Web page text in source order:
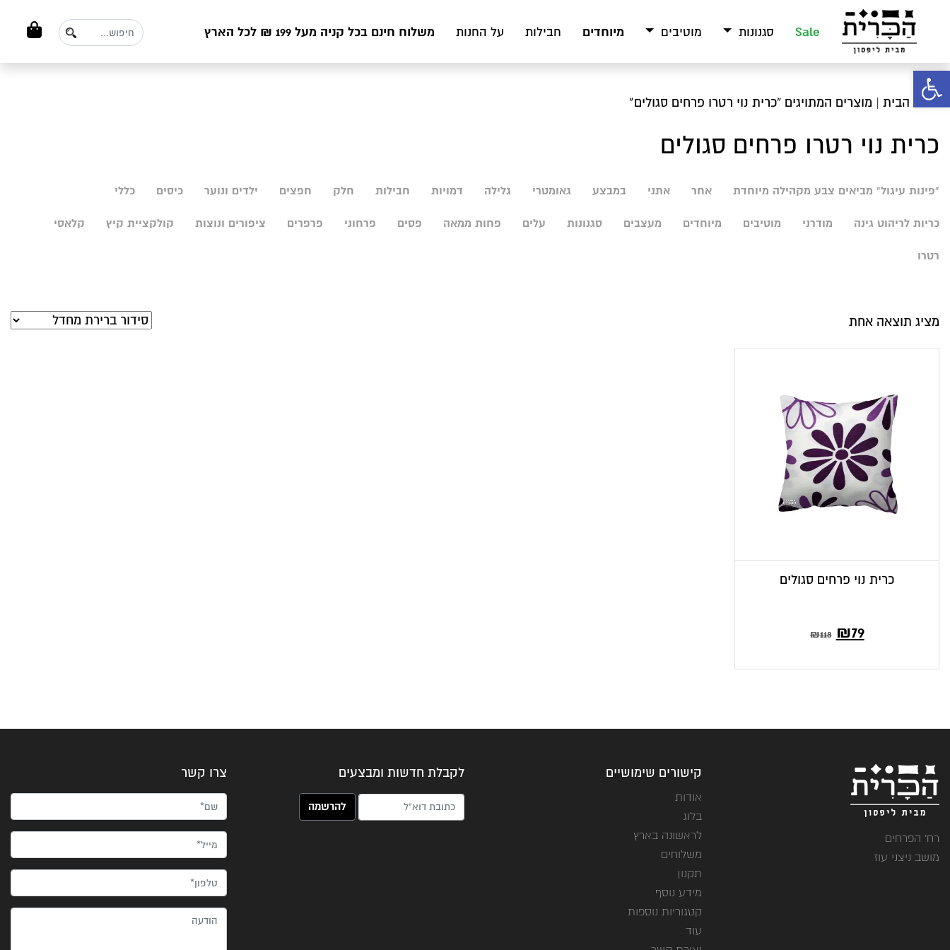
פתח סרגל נגישות
Sale סגנונות מוטיבים מיוחדים חבילות על החנות משלוח חינם בכל קניה מעל 199 ₪ לכל הארץ
עמוד הבית | מוצרים המתויגים “כרית נוי רטרו פרחים סגולים”
כרית נוי רטרו פרחים סגולים
"פינות עיגול" מביאים צבע מקהילה מיוחדת אחר אתני במבצע גאומטרי גלילה דמויות חבילות חלק חפצים ילדים ונוער כיסים כללי
כריות לריהוט גינה מודרני מוטיבים מיוחדים מעצבים סגנונות עלים פחות ממאה פסים פרחוני פרפרים ציפורים ונוצות קולקציית קיץ קלאסי
רטרו
מציג תוצאה אחת
כרית נוי פרחים סגולים
₪118 ₪79
רח' הפרחים
מושב ניצני עוז
קישורים שימושיים
אודות
בלוג
לראשונה בארץ
משלוחים
תקנון
מידע נוסף
קטגוריות נוספות
עוד
לקבלת חדשות ומבצעים
האימייל שלך (חובה)
צרו קשר
שם*
מייל*
טלפון*
הודעה